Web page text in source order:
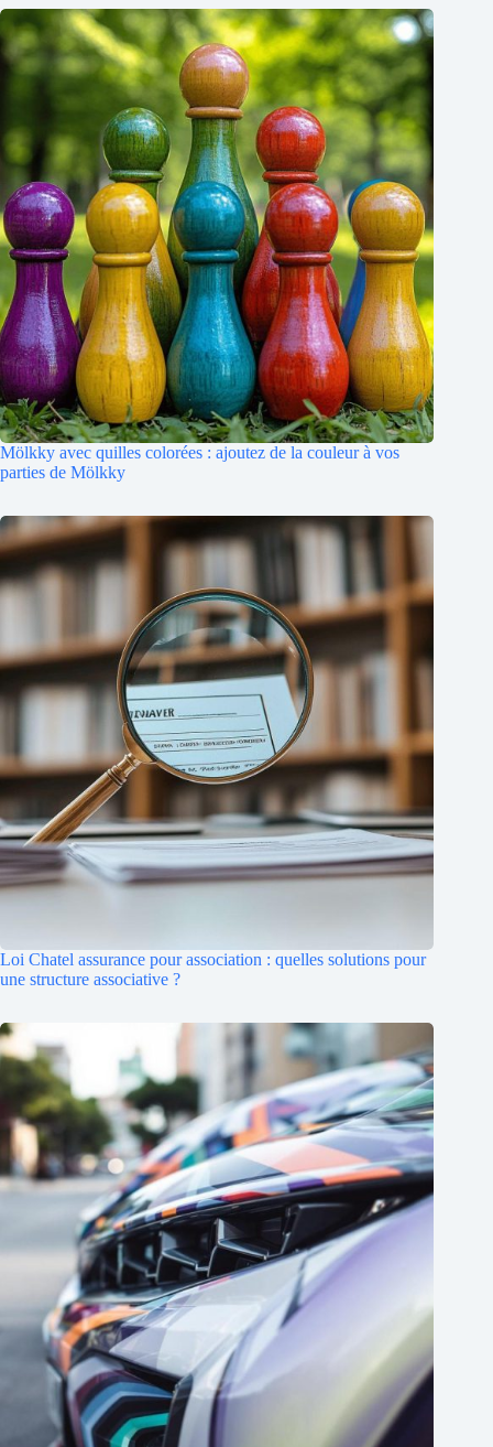
Mölkky avec quilles colorées : ajoutez de la couleur à vos
parties de Mölkky
Loi Chatel assurance pour association : quelles solutions pour
une structure associative ?